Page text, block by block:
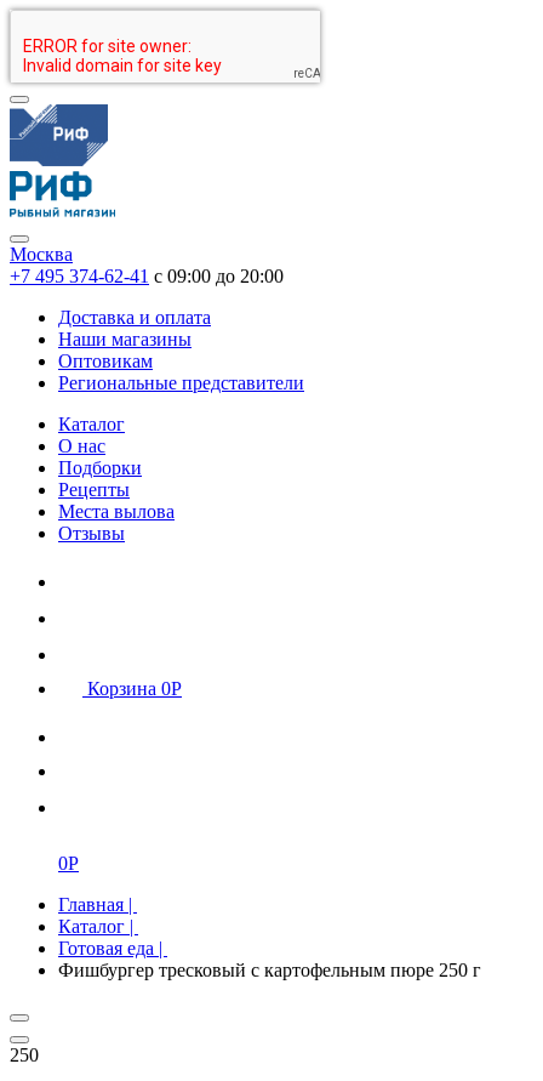
Москва
+7 495 374-62-41 c 09:00 до 20:00
Доставка и оплата
Наши магазины
Оптовикам
Региональные представители
Каталог
О нас
Подборки
Рецепты
Места вылова
Отзывы
Корзина 0Р
0Р
Главная |
Каталог |
Готовая еда |
Фишбургер тресковый с картофельным пюре 250 г
250